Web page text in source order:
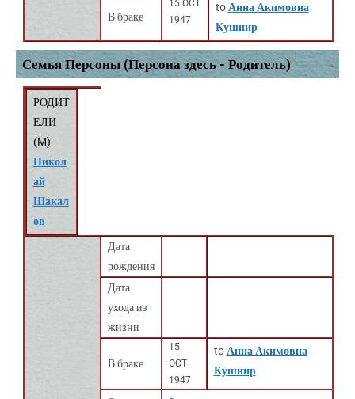
В браке
15 OCT
1947
to Анна Акимовна
Кушнир
Семья Персоны (Персона здесь - Родитель)
РОДИТ
ЕЛИ
(M)
Никол
ай
Шакал
ов
Дата
рождения
Дата
ухода из
жизни
В браке
15
OCT
1947
to Анна Акимовна
Кушнир